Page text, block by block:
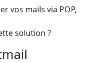
vos mails via POP,
solution ?